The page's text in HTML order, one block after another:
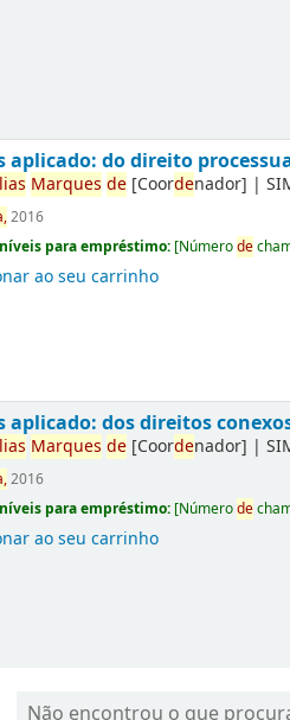
aplicado: do direito
Marques de [Coordenador] |
2016
para empréstimo: [Númerode
ao seu carrinho
aplicado: dos direitos
Marques de [Coordenador] |
2016
para empréstimo: [Númerode
ao seu carrinho